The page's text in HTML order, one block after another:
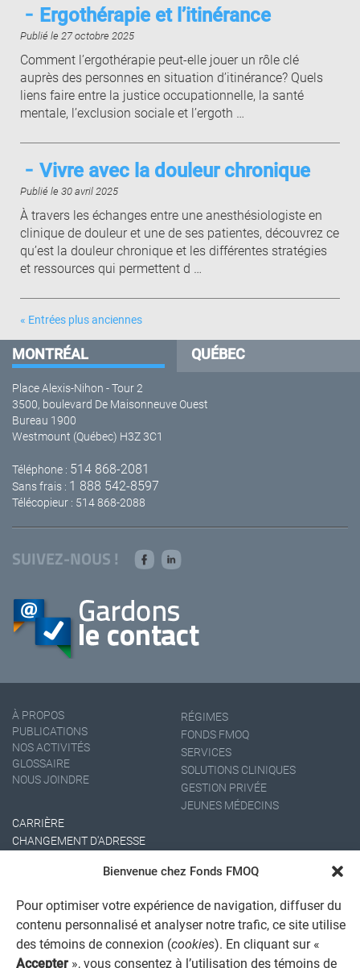
Bienvenue chez Fonds FMOQ
Pour optimiser votre expérience de navigation, diffuser du
contenu personnalisé et analyser notre trafic, ce site utilise
des témoins de connexion (cookies). En cliquant sur «
Accepter », vous consentez à l’utilisation des témoins de
Publié le 27 octobre 2025
Ergothérapie et l’itinérance
Comment l’ergothérapie peut-elle jouer un rôle clé
auprès des personnes en situation d’itinérance? Quels
liens faire entre la justice occupationnelle, la santé
mentale, l’exclusion sociale et l’ergoth …
Publié le 30 avril 2025
Vivre avec la douleur chronique
À travers les échanges entre une anesthésiologiste en
clinique de douleur et une de ses patientes, découvrez ce
qu’est la douleur chronique et les différentes stratégies
et ressources qui permettent d …
« Entrées plus anciennes
MONTRÉAL QUÉBEC
Place Alexis-Nihon - Tour 2
3500, boulevard De Maisonneuve Ouest
Bureau 1900
Westmount (Québec) H3Z 3C1
Téléphone : 514 868-2081
Sans frais : 1 888 542-8597
Télécopieur : 514 868-2088
SUIVEZ-NOUS !
À PROPOS
PUBLICATIONS
NOS ACTIVITÉS
GLOSSAIRE
NOUS JOINDRE
RÉGIMES
FONDS FMOQ
SERVICES
SOLUTIONS CLINIQUES
GESTION PRIVÉE
JEUNES MÉDECINS
CARRIÈRE
CHANGEMENT D'ADRESSE